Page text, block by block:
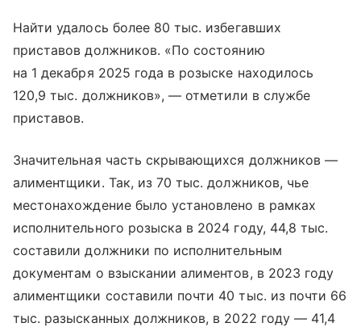
Найти удалось более 80 тыс. избегавших
приставов должников. «По состоянию
на 1 декабря 2025 года в розыске находилось
120,9 тыс. должников», — отметили в службе
приставов.
Значительная часть скрывающихся должников —
алиментщики. Так, из 70 тыс. должников, чье
местонахождение было установлено в рамках
исполнительного розыска в 2024 году, 44,8 тыс.
составили должники по исполнительным
документам о взыскании алиментов, в 2023 году
алиментщики составили почти 40 тыс. из почти 66
тыс. разысканных должников, в 2022 году — 41,4